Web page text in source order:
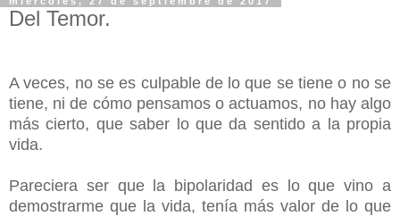
Del Temor.
A veces, no se es culpable de lo que se tiene o no se
tiene, ni de cómo pensamos o actuamos, no hay algo
más cierto, que saber lo que da sentido a la propia
vida.
Pareciera ser que la bipolaridad es lo que vino a
demostrarme que la vida, tenía más valor de lo que